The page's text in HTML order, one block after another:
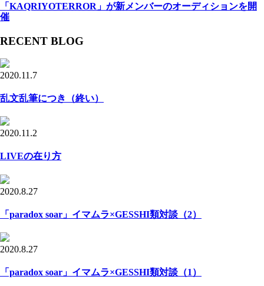
「KAQRIYOTERROR」が新メンバーのオーディションを開
催
RECENT BLOG
2020.11.7
乱文乱筆につき（終い）
2020.11.2
LIVEの在り方
2020.8.27
「paradox soar」イマムラ×GESSHI類対談（2）
2020.8.27
「paradox soar」イマムラ×GESSHI類対談（1）